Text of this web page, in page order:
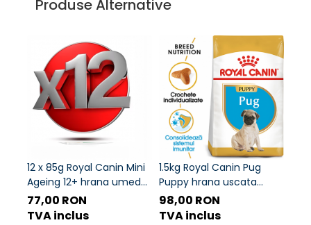
Produse Alternative
12 x 85g Royal Canin Mini
Ageing 12+ hrana umeda
caine senior
77,00 RON
TVA inclus
1.5kg Royal Canin Pug
Puppy hrana uscata
caine junior
98,00 RON
TVA inclus